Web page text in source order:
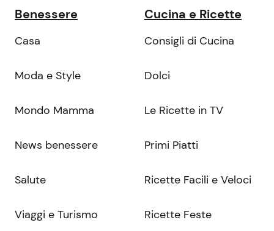
Benessere
Casa
Moda e Style
Mondo Mamma
News benessere
Salute
Viaggi e Turismo
Cucina e Ricette
Consigli di Cucina
Dolci
Le Ricette in TV
Primi Piatti
Ricette Facili e Veloci
Ricette Feste